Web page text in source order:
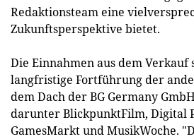
Redaktionsteam eine
Zukunftsperspektive bietet.
Die Einnahmen aus dem Verkauf
langfristige Fortführung der
dem Dach der BG Germany
darunter BlickpunktFilm, Digital
GamesMarkt und MusikWoche.